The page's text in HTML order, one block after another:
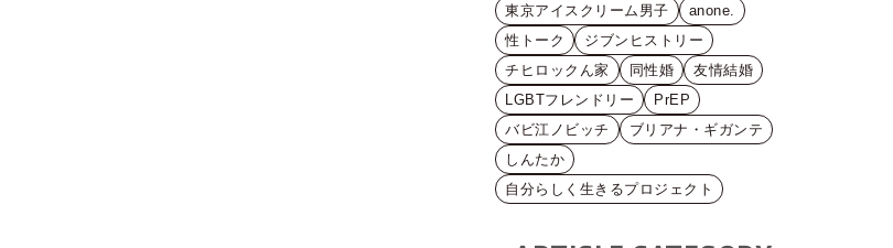
東京アイスクリーム男子
anone.
性トーク
ジブンヒストリー
チヒロックん家
同性婚
友情結婚
LGBTフレンドリー
PrEP
バビ江ノビッチ
ブリアナ・ギガンテ
しんたか
自分らしく生きるプロジェクト